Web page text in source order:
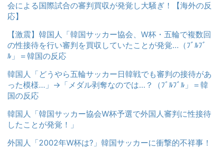
会による国際試合の審判買収が発覚し大騒ぎ！【海外の反
応】
【激震】韓国人「韓国サッカー協会、W杯・五輪で複数回
の性接待を行い審判を買収していたことが発覚…（ﾌﾞﾙﾌﾞ
ﾙ」＝韓国の反応
韓国人「どうやら五輪サッカー日韓戦でも審判の接待があ
った模様…」→「メダル剥奪なのでは…？（ﾌﾞﾙﾌﾞﾙ」＝韓
国の反応
韓国人「韓国サッカー協会W杯予選で外国人審判に性接待
したことが発覚！」
外国人「2002年W杯は?」韓国サッカーに衝撃的不祥事！